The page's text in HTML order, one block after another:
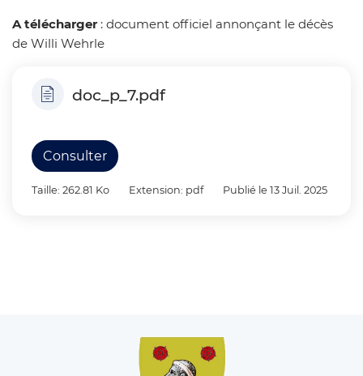
A télécharger : document officiel annonçant le décès
de Willi Wehrle
doc_p_7.pdf
Consulter
Taille: 262.81 Ko Extension: pdf Publié le 13 Juil. 2025